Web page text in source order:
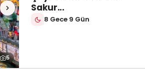
5
Sakur...
8 Gece 9 Gün